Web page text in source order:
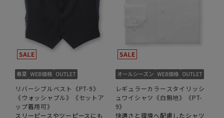
リバーシブルベスト《PT-9》
《ウォッシャブル》《セットア
ップ着用可》
スリーピースやツーピースにも
レギュラーカラースタイリッシ
ュワイシャツ《白無地》《PT-
9》
快適さと環境へ配慮したシャツ